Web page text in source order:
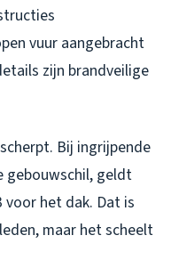
vuur aangebracht
zijn brandveilige
Bij ingrijpende
gebouwschil, geldt
voor het dak. Dat is
maar het scheelt